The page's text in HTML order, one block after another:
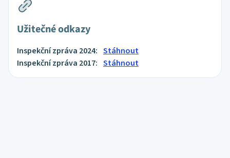
Užitečné odkazy
Inspekční zpráva 2024: Stáhnout
Inspekční zpráva 2017: Stáhnout